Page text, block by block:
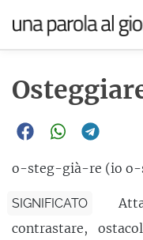
o-steg-già-re (io
SIGNIFICATO
contrastare,